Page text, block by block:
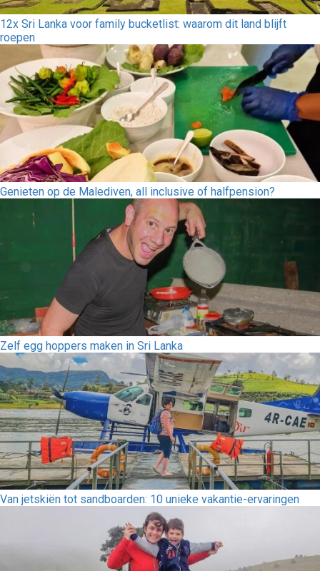
12x Sri Lanka voor family bucketlist: waarom dit land blijft
roepen
Genieten op de Malediven, all inclusive of halfpension?
Zelf egg hoppers maken in Sri Lanka
Van jetskiën tot sandboarden: 10 unieke vakantie-ervaringen